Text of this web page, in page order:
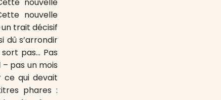
nouvelle
nouvelle
un trait décisif
dû s’arrondir
pas… Pas
pas un mois
ce qui devait
phares :